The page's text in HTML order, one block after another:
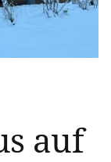
auf